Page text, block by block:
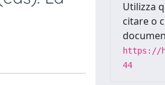
Utilizza
citare o
https://
44